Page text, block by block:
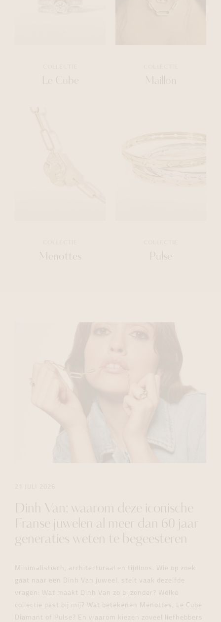
Le Cube Maillon
Menottes Pulse
Dinh Van: waarom deze iconische
Franse juwelen al meer dan 60 jaar
generaties weten te begeesteren
Minimalistisch, architecturaal en tijdloos. Wie op zoek
gaat naar een Dinh Van juweel, stelt vaak dezelfde
vragen: Wat maakt Dinh Van zo bijzonder? Welke
collectie past bij mij? Wat betekenen Menottes, Le Cube
Diamant of Pulse? En waarom kiezen zoveel liefhebbers